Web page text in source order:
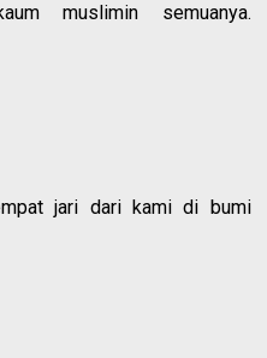
muslimin semuanya.
jari dari kami di bumi